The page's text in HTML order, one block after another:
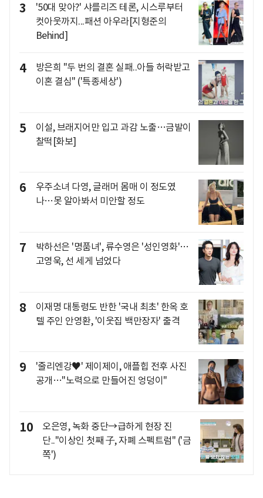
3
'50대 맞아?' 샤를리즈 테론, 시스루부터
컷아웃까지...패션 아우라[지형준의
Behind]
4
방은희 "두 번의 결혼 실패..아들 허락받고
이혼 결심" ('특종세상')
5
이설, 브래지어만 입고 과감 노출…금발이
찰떡[화보]
6
우주소녀 다영, 글래머 몸매 이 정도였
나…못 알아봐서 미안할 정도
7
박하선은 '명품녀', 류수영은 '성인영화'…
고영욱, 선 세게 넘었다
8
이재명 대통령도 반한 '국내 최초' 한옥 호
텔 주인 안영환, '이웃집 백만장자' 출격
9
'줄리엔강♥' 제이제이, 애플힙 전후 사진
공개…"노력으로 만들어진 엉덩이"
10
오은영, 녹화 중단→급하게 현장 진
단.."이상인 첫째 子, 자폐 스펙트럼" ('금
쪽')